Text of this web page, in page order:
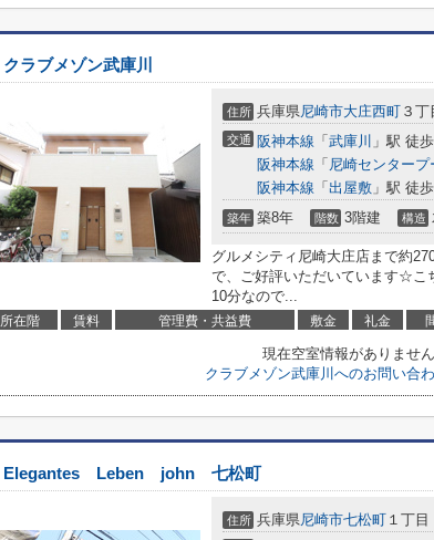
クラブメゾン武庫川
住所 兵庫県尼崎市大庄西町 ３丁
交通 阪神本線 「 武庫川 」駅 徒
阪神本線 「 尼崎センタープ
阪神本線 「 出屋敷 」駅 徒
築年 築8年 階数 3階建 構造
グルメシティ尼崎大庄店まで約
で、ご好評いただいています☆
10分なので...
所在階 賃料 管理費・共益費 敷金 礼金
現在空室情報がありません
クラブメゾン武庫川へのお問い合
Elegantes Leben john 七松町
住所 兵庫県尼崎市七松町 １丁目